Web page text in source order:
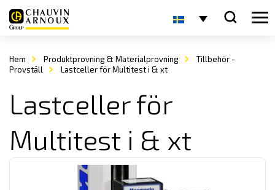
Hem Produktprovning & Materialprovning
Tillbehör -
Provställ
Lastceller för Multitest i & xt
Lastceller för
Multitest i & xt